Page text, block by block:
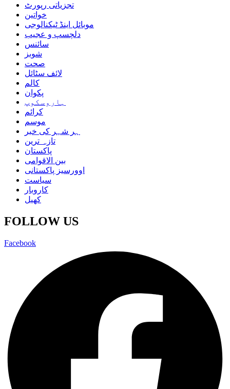
تجزیاتی رپورٹ
خواتین
موبائل اینڈ ٹیکنالوجی
دلچسپ و عجیب
سائنس
شوبز
صحت
لائف سٹائل
کالم
پکوان
ہاروسکوپ
کرائم
موسم
ہر شہر کی خبر
تازہ ترین
پاکستان
بین الاقوامی
اوورسیز پاکستانی
سیاست
کاروبار
کھیل
FOLLOW US
Facebook